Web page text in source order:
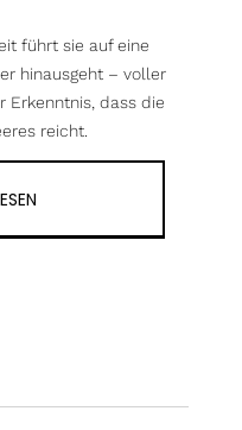
führt sie auf eine
hinausgeht – voller
Erkenntnis, dass die
reicht.